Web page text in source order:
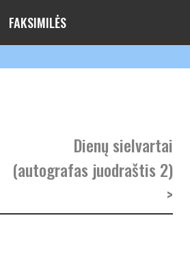
FAKSIMILĖS
Dienų sielvartai
(autografas juodraštis 2)
>